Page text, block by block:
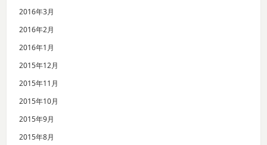
2016年3月
2016年2月
2016年1月
2015年12月
2015年11月
2015年10月
2015年9月
2015年8月